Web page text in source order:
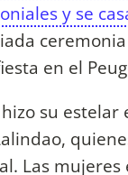
y se
en el
su
Las